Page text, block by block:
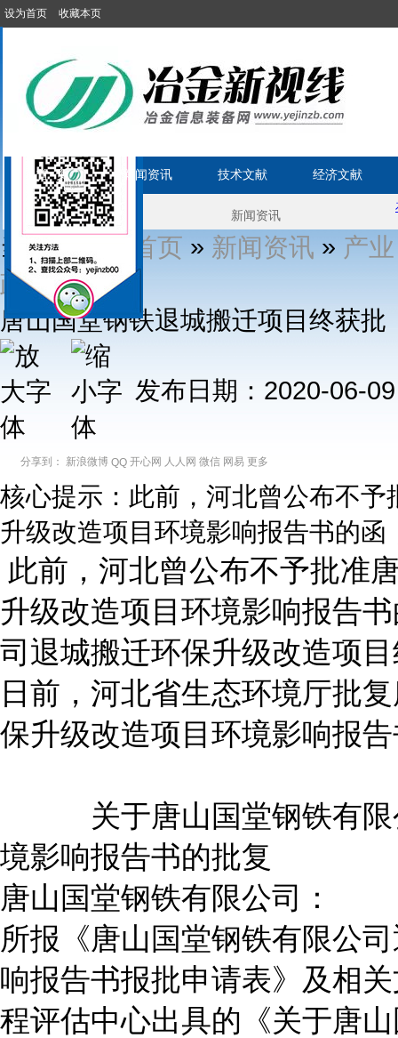
设为首页 收藏本页
首 页 新闻资讯 技术文献 经济文献
当前位置1: 首页 » 新闻资讯 » 产业
政策 » 正文
唐山国堂钢铁退城搬迁项目终获批
发布日期：2020-06-
分享到： 新浪微博 QQ 开心网 人人网 微信 网易 更多
核心提示：此前，河北曾公布不
升级改造项目环境影响报告书的
此前，河北曾公布不予批准
升级改造项目环境影响报告
司退城搬迁环保升级改造项
日前，河北省生态环境厅批
保升级改造项目环境影响报
关于唐山国堂钢铁有限公
境影响报告书的批复
唐山国堂钢铁有限公司：
所报《唐山国堂钢铁有限公
响报告书报批申请表》及相
程评估中心出具的《关于唐